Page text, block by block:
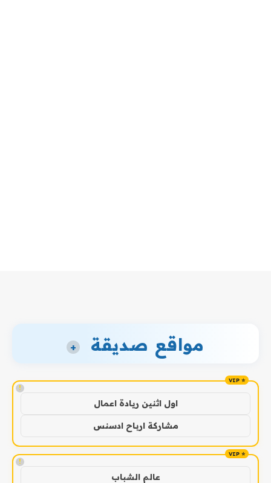
مواقع صديقة +
!
اول اثنين ريادة اعمال
مشاركة ارباح ادسنس
!
عالم الشباب